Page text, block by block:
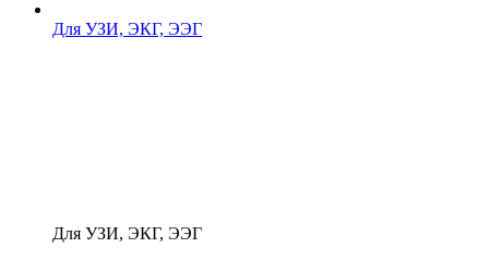
Для УЗИ, ЭКГ, ЭЭГ
Для УЗИ, ЭКГ, ЭЭГ